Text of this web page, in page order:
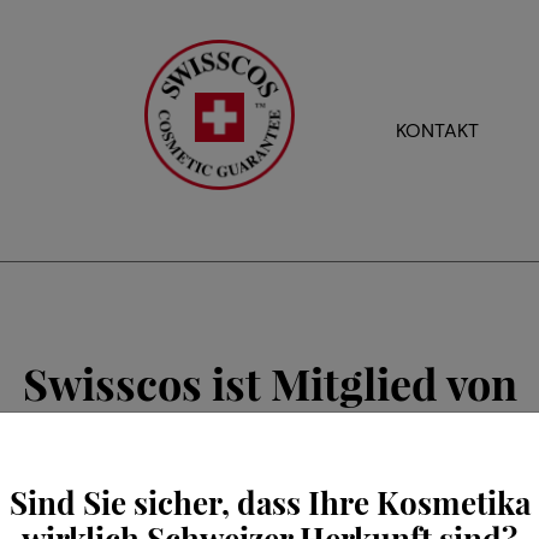
KONTAKT
Swisscos ist Mitglied von
Sind Sie sicher, dass Ihre Kosmetika